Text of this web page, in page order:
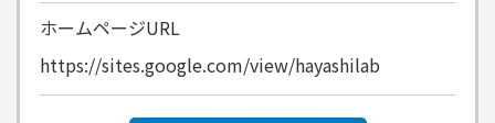
ホームページURL
https://sites.google.com/view/hayashilab